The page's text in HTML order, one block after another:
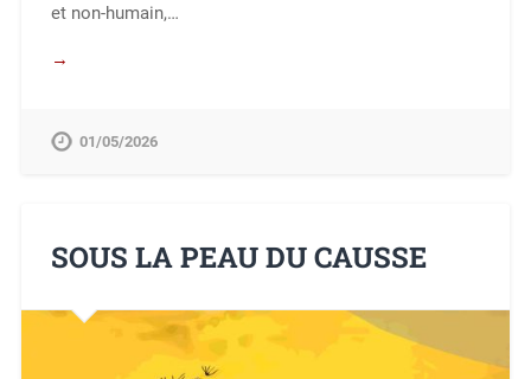
et non-humain,…
→
01/05/2026
SOUS LA PEAU DU CAUSSE